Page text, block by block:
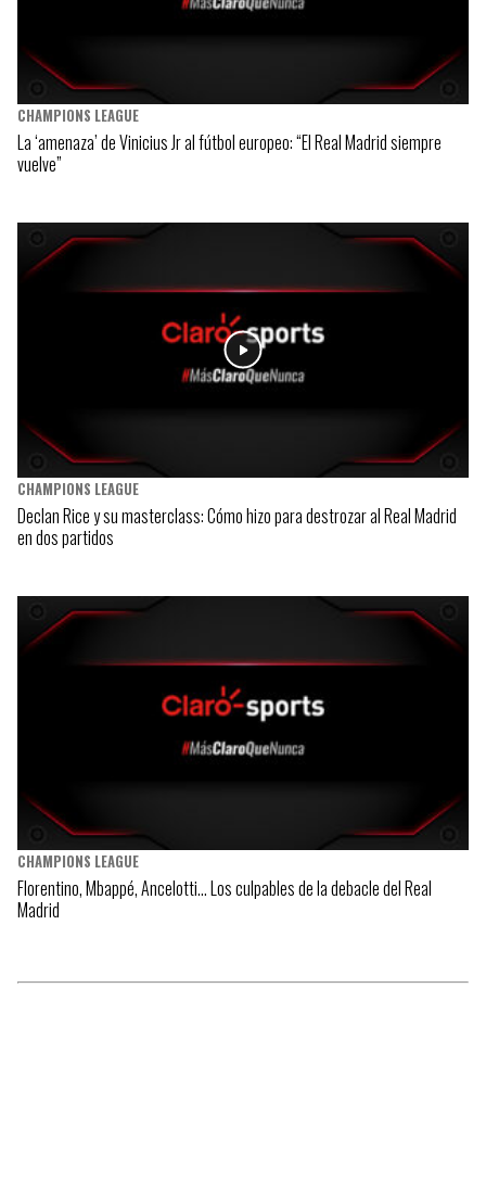
CHAMPIONS LEAGUE
La ‘amenaza’ de Vinicius Jr al fútbol europeo: “El Real Madrid siempre
vuelve”
CHAMPIONS LEAGUE
Declan Rice y su masterclass: Cómo hizo para destrozar al Real Madrid
en dos partidos
CHAMPIONS LEAGUE
Florentino, Mbappé, Ancelotti… Los culpables de la debacle del Real
Madrid